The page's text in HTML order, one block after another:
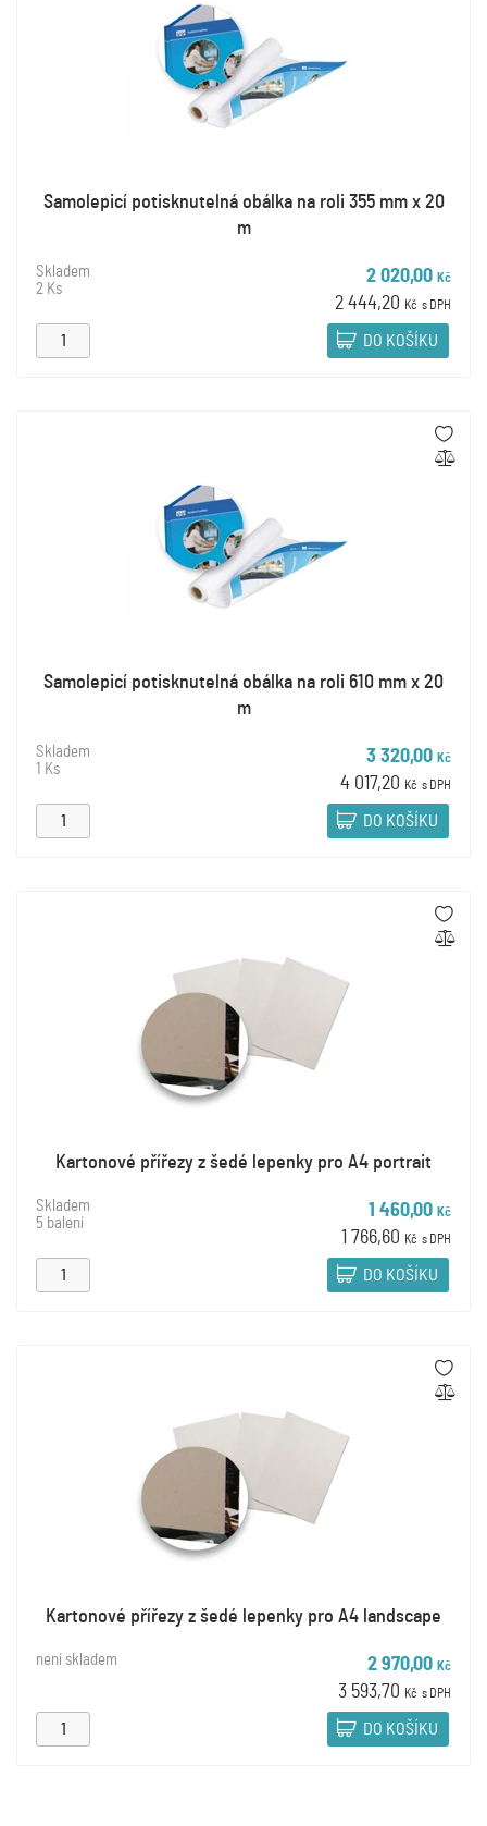
Samolepicí potisknutelná obálka na roli 355 mm x 20
m
Skladem
2 Ks
2 020,00 Kč
2 444,20 Kč s DPH
DO KOŠÍKU
Samolepicí potisknutelná obálka na roli 610 mm x 20
m
Skladem
1 Ks
3 320,00 Kč
4 017,20 Kč s DPH
DO KOŠÍKU
Kartonové přířezy z šedé lepenky pro A4 portrait
Skladem
5 balení
1 460,00 Kč
1 766,60 Kč s DPH
DO KOŠÍKU
Kartonové přířezy z šedé lepenky pro A4 landscape
není skladem 2 970,00 Kč
3 593,70 Kč s DPH
DO KOŠÍKU